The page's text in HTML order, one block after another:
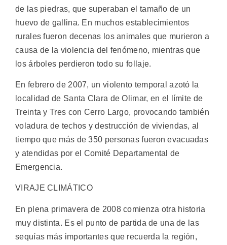
de las piedras, que superaban el tamaño de un
huevo de gallina. En muchos establecimientos
rurales fueron decenas los animales que murieron a
causa de la violencia del fenómeno, mientras que
los árboles perdieron todo su follaje.
En febrero de 2007, un violento temporal azotó la
localidad de Santa Clara de Olimar, en el límite de
Treinta y Tres con Cerro Largo, provocando también
voladura de techos y destrucción de viviendas, al
tiempo que más de 350 personas fueron evacuadas
y atendidas por el Comité Departamental de
Emergencia.
VIRAJE CLIMÁTICO
En plena primavera de 2008 comienza otra historia
muy distinta. Es el punto de partida de una de las
sequías más importantes que recuerda la región,